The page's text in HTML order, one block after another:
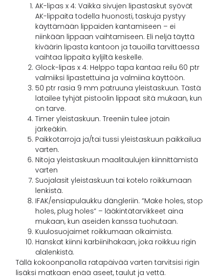
AK-lipas x 4: Vaikka sivujen lipastaskut syövät
AK-lippaita todella huonosti, taskuja pystyy
käyttämään lippaiden kantamiseen – ei
niinkään lippaan vaihtamiseen. Eli neljä täyttä
kiväärin lipasta kantoon ja tauoilla tarvittaessa
vaihtaa lippaita kyljiltä keskelle.
Glock-lipas x 4: Helppo tapa kantaa reilu 60 ptr
valmiiksi lipastettuina ja valmiina käyttöön.
50 ptr rasia 9 mm patruuna yleistaskuun. Tästä
latailee tyhjät pistoolin lippaat sitä mukaan, kun
on tarve.
Timer yleistaskuun. Treeniin tulee jotain
järkeäkin.
Paikkotarroja ja/tai tussi yleistaskuun paikkailua
varten.
Nitoja yleistaskuun maalitaulujen kiinnittämistä
varten
Suojalasit yleistaskuun tai kotelo roikkumaan
lenkistä.
IFAK/ensiapulaukku dängleriin. ”Make holes, stop
holes, plug holes” – lääkintätarvikkeet aina
mukaan, kun aseiden kanssa tuohutaan.
Kuulosuojaimet roikkumaan olkaimista.
Hanskat kiinni karbiinihakaan, joka roikkuu rigin
alalenkistä.
Tällä kokoonpanolla ratapäivää varten tarvitsisi rigin
lisäksi matkaan enää aseet, taulut ja vettä.